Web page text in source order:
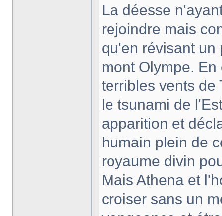
La déesse
rejoindre mais
qu'en révisant un
mont Olympe.
terribles vents de
le tsunami de
apparition et
humain plein de
royaume divin
Mais Athena et
croiser sans un